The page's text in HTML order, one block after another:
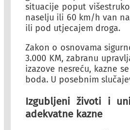
situacije poput
naselju ili 60 km/h van
ili pod utjecajem droga.
Zakon o osnovama
3.000 KM, zabranu
izazove nesreću, kazne
boda. U posebnim
Izgubljeni životi i
adekvatne kazne